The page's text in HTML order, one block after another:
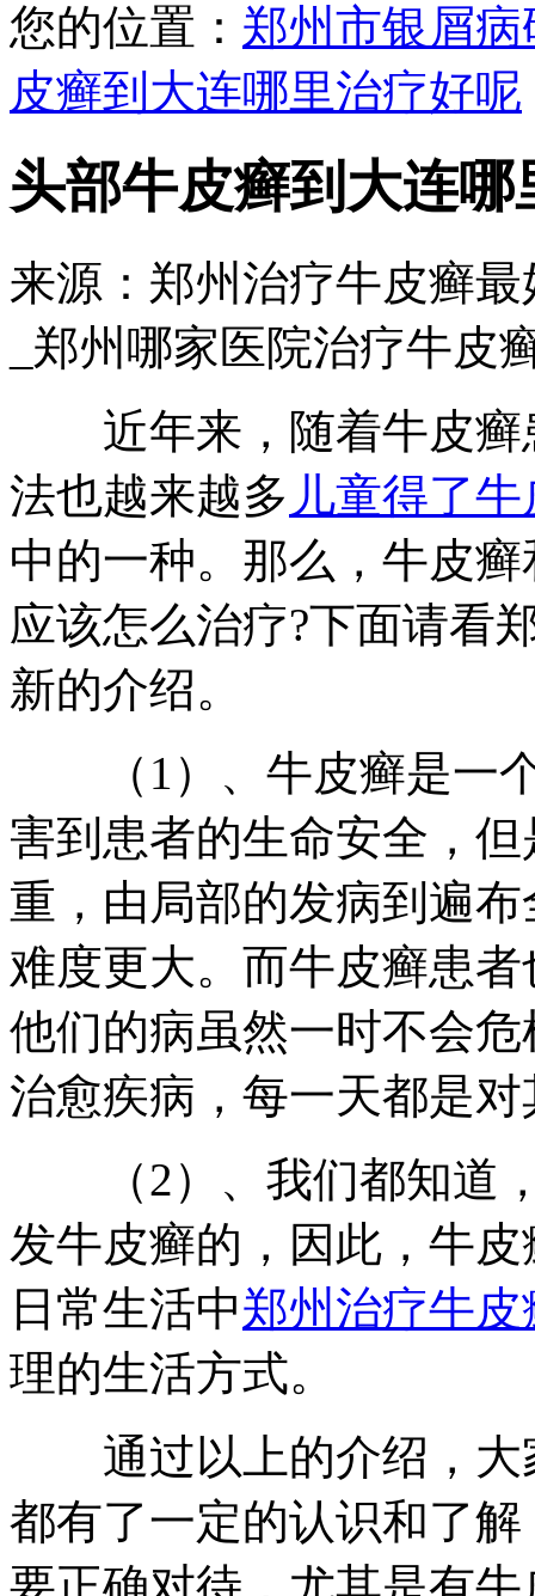
您的位置： 郑州市银屑病
皮癣到大连哪里治疗好呢
头部牛皮癣到大连哪
来源：郑州治疗牛皮癣
_郑州哪家医院治疗牛皮
近年来，随着牛皮癣
法也越来越多 儿童得了
中的一种。那么，牛皮
应该怎么治疗?下面请看
新的介绍。
（1）、牛皮癣是一个
害到患者的生命安全，
重，由局部的发病到遍
难度更大。而牛皮癣患
他们的病虽然一时不会
治愈疾病，每一天都是
（2）、我们都知道，
发牛皮癣的，因此，牛
日常生活中郑州治疗牛
理的生活方式。
通过以上的介绍，大
都有了一定的认识和了
要正确对待，尤其是有